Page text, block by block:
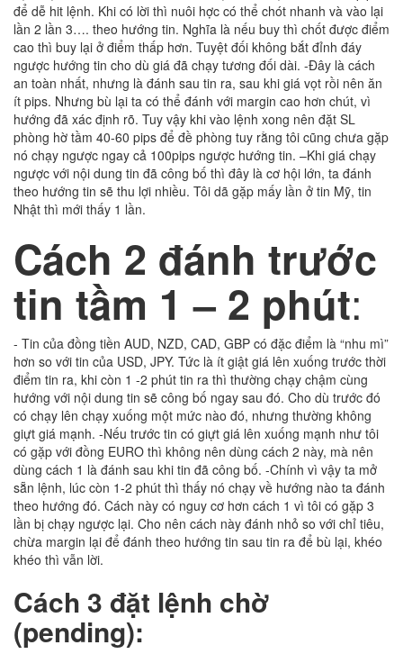
để dễ hit lệnh. Khi có lời thì nuôi hợc có thể chót nhanh và vào lại
lần 2 lần 3…. theo hướng tin. Nghĩa là nếu buy thì chốt được điểm
cao thì buy lại ở điểm thấp hơn. Tuyệt đối không bắt đỉnh đáy
ngược hướng tin cho dù giá đã chạy tương đối dài. -Đây là cách
an toàn nhất, nhưng là đánh sau tin ra, sau khi giá vọt rồi nên ăn
ít pips. Nhưng bù lại ta có thể đánh với margin cao hơn chút, vì
hướng đã xác định rõ. Tuy vậy khi vào lệnh xong nên đặt SL
phòng hờ tầm 40-60 pips để đề phòng tuy rằng tôi cũng chưa gặp
nó chạy ngược ngay cả 100pips ngược hướng tin. –Khi giá chạy
ngược với nội dung tin đã công bố thì đây là cơ hội lớn, ta đánh
theo hướng tin sẽ thu lợi nhiều. Tôi dã gặp mấy lần ở tin Mỹ, tin
Nhật thì mới thấy 1 lần.
Cách 2 đánh trước
tin tầm 1 – 2 phút:
- Tin của đồng tiền AUD, NZD, CAD, GBP có đặc điểm là “nhu mì”
hơn so với tin của USD, JPY. Tức là ít giật giá lên xuống trước thời
điểm tin ra, khi còn 1 -2 phút tin ra thì thường chạy chậm cùng
hướng với nội dung tin sẽ công bố ngay sau đó. Cho dù trước đó
có chạy lên chạy xuống một mức nào đó, nhưng thường không
giựt giá mạnh. -Nếu trước tin có giựt giá lên xuống mạnh như tôi
có gặp với đồng EURO thì không nên dùng cách 2 này, mà nên
dùng cách 1 là đánh sau khi tin đã công bố. -Chính vì vậy ta mở
sẵn lệnh, lúc còn 1-2 phút thì thấy nó chạy về hướng nào ta đánh
theo hướng đó. Cách này có nguy cơ hơn cách 1 vì tôi có gặp 3
lần bị chạy ngược lại. Cho nên cách này đánh nhỏ so với chỉ tiêu,
chừa margin lại để đánh theo hướng tin sau tin ra để bù lại, khéo
khéo thì vẫn lời.
Cách 3 đặt lệnh chờ
(pending):